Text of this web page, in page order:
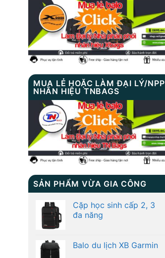
MUA LẺ HOẶC LÀM ĐẠI LÝ/NPP
NHÃN HIỆU TNBAGS
SẢN PHẨM VỪA GIA CÔNG
Cặp học sinh cấp 2, 3
đa năng
Balo du lịch XB Garmin